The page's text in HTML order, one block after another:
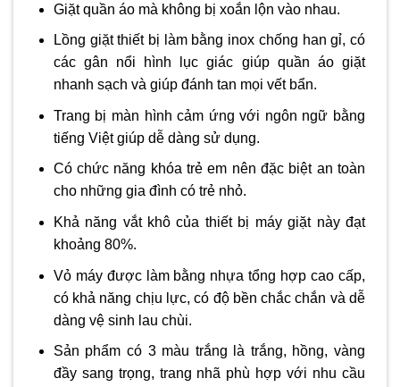
Giặt quần áo mà không bị xoắn lộn vào nhau.
Lồng giặt thiết bị làm bằng inox chống han gỉ, có
các gân nổi hình lục giác giúp quần áo giặt
nhanh sạch và giúp đánh tan mọi vết bẩn.
Trang bị màn hình cảm ứng với ngôn ngữ bằng
tiếng Việt giúp dễ dàng sử dụng.
Có chức năng khóa trẻ em nên đặc biệt an toàn
cho những gia đình có trẻ nhỏ.
Khả năng vắt khô của thiết bị máy giặt này đạt
khoảng 80%.
Vỏ máy được làm bằng nhựa tổng hợp cao cấp,
có khả năng chịu lực, có độ bền chắc chắn và dễ
dàng vệ sinh lau chùi.
Sản phẩm có 3 màu trắng là trắng, hồng, vàng
đầy sang trọng, trang nhã phù hợp với nhu cầu